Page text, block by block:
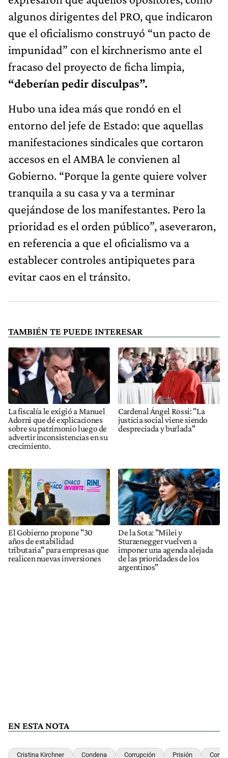
algunos dirigentes del PRO, que indicaron
que el oficialismo construyó “un pacto de
impunidad” con el kirchnerismo ante el
fracaso del proyecto de ficha limpia,
“deberían pedir disculpas”.
Hubo una idea más que rondó en el
entorno del jefe de Estado: que aquellas
manifestaciones sindicales que cortaron
accesos en el AMBA le convienen al
Gobierno. “Porque la gente quiere volver
tranquila a su casa y va a terminar
quejándose de los manifestantes. Pero la
prioridad es el orden público”, aseveraron,
en referencia a que el oficialismo va a
establecer controles antipiquetes para
evitar caos en el tránsito.
TAMBIÉN TE PUEDE INTERESAR
La fiscalía le exigió a Manuel
Adorni que dé explicaciones
sobre su patrimonio luego de
advertir inconsistencias en su
crecimiento.
Cardenal Ángel Rossi: "La
justicia social viene siendo
despreciada y burlada"
El Gobierno propone "30
años de estabilidad
tributaria" para empresas que
realicen nuevas inversiones
De la Sota: "Milei y
Sturzenegger vuelven a
imponer una agenda alejada
de las prioridades de los
argentinos"
EN ESTA NOTA
Cristina Kirchner Condena Corrupción Prisión Corte